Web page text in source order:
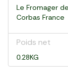
Le Fromager
Corbas France
Poids net
0.28KG